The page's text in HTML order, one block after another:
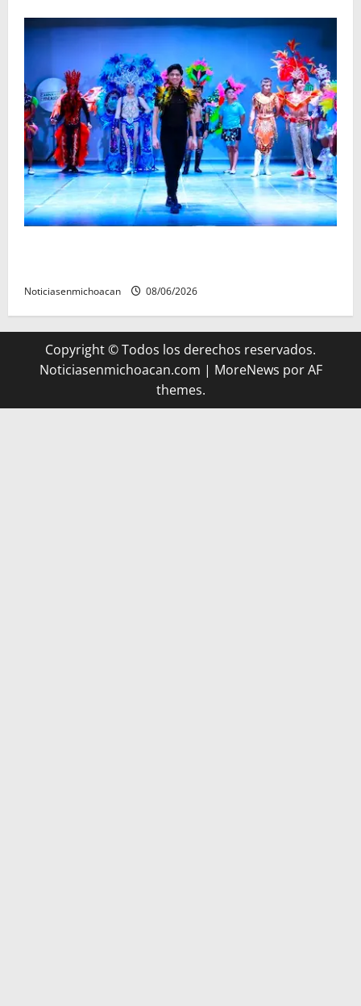
Noticiasenmichoacan 08/06/2026
Copyright © Todos los derechos reservados.
Noticiasenmichoacan.com | MoreNews por AF
themes.